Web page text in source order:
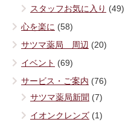
スタッフお気に入り (49)
心を楽に (58)
サツマ薬局 周辺 (20)
イベント (69)
サービス・ご案内 (76)
サツマ薬局新聞 (7)
イオンクレンズ (1)